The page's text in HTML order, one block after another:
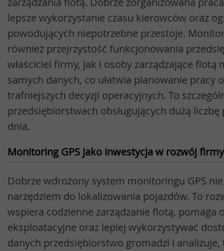
lepsze wykorzystanie czasu kierowców oraz
powodujących niepotrzebne przestoje.
również przejrzystość funkcjonowania
właściciel firmy, jak i osoby zarządzające flotą
samych danych, co ułatwia planowanie pracy
trafniejszych decyzji operacyjnych. To
przedsiębiorstwach obsługujących dużą
dnia.
Monitoring GPS jako inwestycja w rozwój firmy
Dobrze wdrożony system monitoringu GPS
narzędziem do lokalizowania pojazdów. To
wspiera codzienne zarządzanie flotą, pomaga
eksploatacyjne oraz lepiej wykorzystywać
danych przedsiębiorstwo gromadzi i analizuje,